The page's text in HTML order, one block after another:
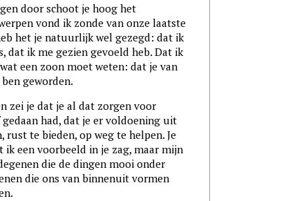
door schoot je hoog het
vond ik zonde van onze laatste
het je natuurlijk wel gezegd: dat ik
dat ik me gezien gevoeld heb. Dat ik
een zoon moet weten: dat je van
geworden.
zei je dat je al dat zorgen voor
had, dat je er voldoening uit
rust te bieden, op weg te helpen. Je
een voorbeeld in je zag, maar mijn
die de dingen mooi onder
die ons van binnenuit vormen